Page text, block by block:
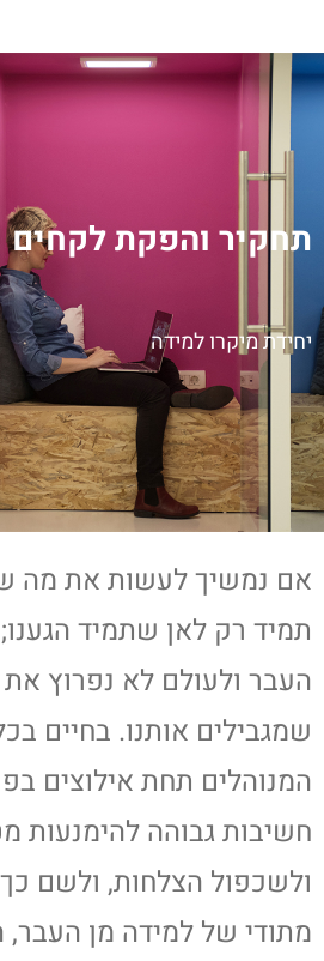
תחקיר והפקת לקחים
יחידת מיקרו למידה
אם נמשיך לעשות את מה
תמיד רק לאן שתמיד
העבר ולעולם לא נפרוץ את
שמגבילים אותנו. בחיים
המנוהלים תחת אילוצים
חשיבות גבוהה להימנעות
ולשכפול הצלחות, ולשם
מתודי של למידה מן